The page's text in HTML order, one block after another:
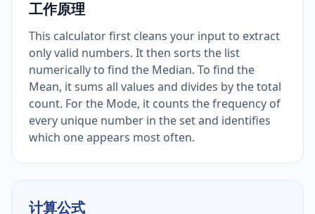
工作原理
This calculator first cleans your input to extract
only valid numbers. It then sorts the list
numerically to find the Median. To find the
Mean, it sums all values and divides by the total
count. For the Mode, it counts the frequency of
every unique number in the set and identifies
which one appears most often.
计算公式